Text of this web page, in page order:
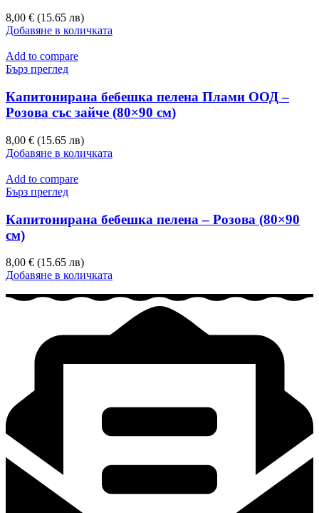
8,00 € (15.65 лв)
Добавяне в количката
Add to compare
Бърз преглед
Капитонирана бебешка пелена Плами ООД –
Розова със зайче (80×90 см)
8,00 € (15.65 лв)
Добавяне в количката
Add to compare
Бърз преглед
Капитонирана бебешка пелена – Розова (80×90
см)
8,00 € (15.65 лв)
Добавяне в количката